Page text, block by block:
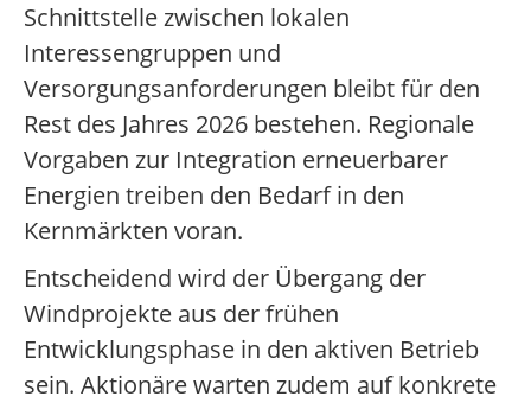
Schnittstelle zwischen lokalen
Interessengruppen und
Versorgungsanforderungen bleibt für den
Rest des Jahres 2026 bestehen. Regionale
Vorgaben zur Integration erneuerbarer
Energien treiben den Bedarf in den
Kernmärkten voran.
Entscheidend wird der Übergang der
Windprojekte aus der frühen
Entwicklungsphase in den aktiven Betrieb
sein. Aktionäre warten zudem auf konkrete